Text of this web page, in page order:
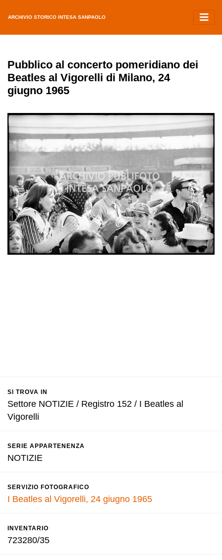
ARCHIVIO STORICO INTESA SANPAOLO
Pubblico al concerto pomeridiano dei
Beatles al Vigorelli di Milano, 24
giugno 1965
SI TROVA IN
Settore NOTIZIE / Registro 152 / I Beatles al
Vigorelli
SERIE APPARTENENZA
NOTIZIE
SERVIZIO FOTOGRAFICO
I Beatles al Vigorelli, 24 giugno 1965
INVENTARIO
723280/35